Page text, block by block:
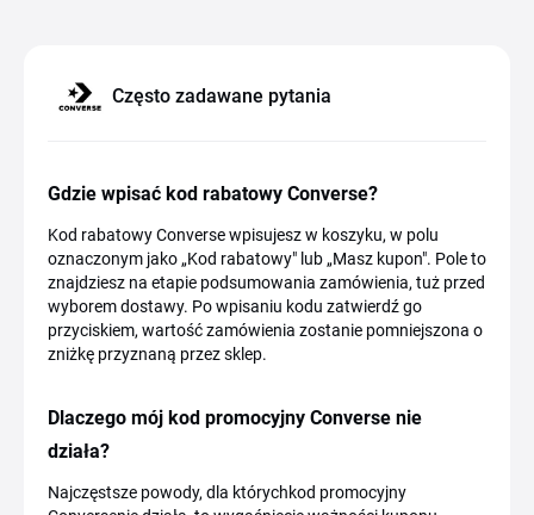
Często zadawane pytania
Gdzie wpisać kod rabatowy Converse?
Kod rabatowy Converse wpisujesz w koszyku, w polu
oznaczonym jako „Kod rabatowy" lub „Masz kupon". Pole to
znajdziesz na etapie podsumowania zamówienia, tuż przed
wyborem dostawy. Po wpisaniu kodu zatwierdź go
przyciskiem, wartość zamówienia zostanie pomniejszona o
zniżkę przyznaną przez sklep.
Dlaczego mój kod promocyjny Converse nie
działa?
Najczęstsze powody, dla którychkod promocyjny